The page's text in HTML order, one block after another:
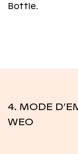
Bottle.
4. MODE
WEO